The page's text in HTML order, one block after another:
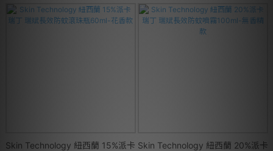
Skin Technology 紐西蘭 15%派卡 Skin Technology 紐西蘭 20%派卡